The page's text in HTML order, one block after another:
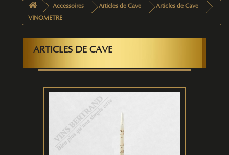
Accessoires Articles de Cave Articles de Cave
VINOMETRE
ARTICLES DE CAVE